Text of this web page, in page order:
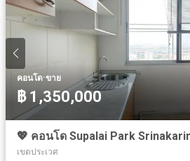
คอนโด·ขาย
฿ 1,350,000
💖 คอนโด Supalai Park
เขตประเวศ